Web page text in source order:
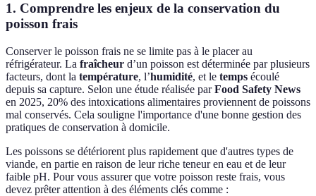
1. Comprendre les enjeux de la conservation du
poisson frais
Conserver le poisson frais ne se limite pas à le placer au
réfrigérateur. La fraîcheur d’un poisson est déterminée par plusieurs
facteurs, dont la température, l’humidité, et le temps écoulé
depuis sa capture. Selon une étude réalisée parFood Safety News
en 2025, 20% des intoxications alimentaires proviennent de poissons
mal conservés. Cela souligne l'importance d'une bonne gestion des
pratiques de conservation à domicile.
Les poissons se détériorent plus rapidement que d'autres types de
viande, en partie en raison de leur riche teneur en eau et de leur
faible pH. Pour vous assurer que votre poisson reste frais, vous
devez prêter attention à des éléments clés comme :